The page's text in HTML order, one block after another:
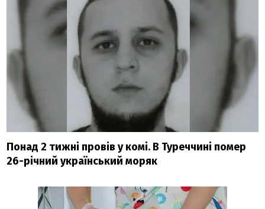
Понад 2 тижні провів у комі. В Туреччині помер
26-річний український моряк